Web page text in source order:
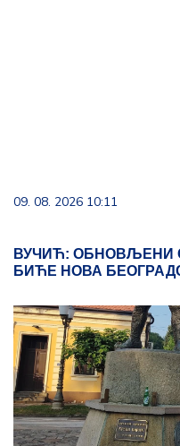
09. 08. 2026 10:11
ВУЧИЋ: ОБНОВЉЕНИ
БИЋЕ НОВА